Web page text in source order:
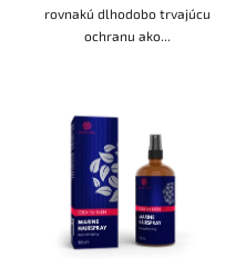
rovnakú dlhodobo trvajúcu
ochranu ako...